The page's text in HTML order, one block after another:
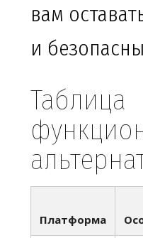
вам
и
Таблица
Платформа